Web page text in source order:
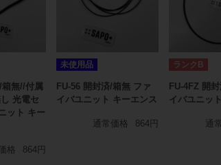
無//付属
光電セ
ット キー
格 864円
未使用品
FU-56 開封済/箱無 ファ
イバユニット キーエンス
通常価格 864円
ランクB
FU-4FZ 開
イバユニッ
通